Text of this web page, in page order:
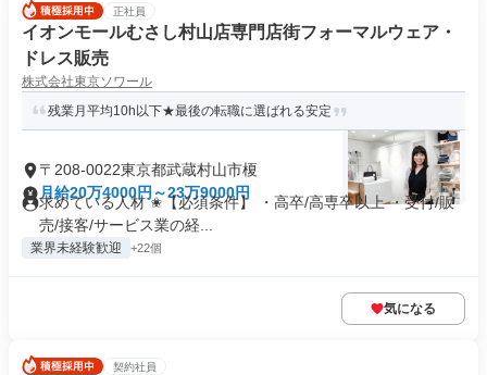
正社員
イオンモールむさし村山店専門店街フォーマルウェア・
ドレス販売
株式会社東京ソワール
残業月平均10h以下★最後の転職に選ばれる安定
〒208-0022東京都武蔵村山市榎
月給20万4000円～23万9000円
求めている人材 ✬【必須条件】 ・高卒/高専卒以上 ・受付/販
売/接客/サービス業の経...
業界未経験歓迎 +22個
気になる
契約社員